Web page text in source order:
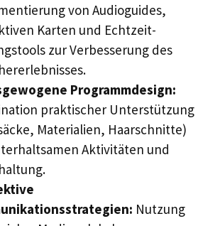
von Audioguides,
Karten und Echtzeit-
zur Verbesserung des
Programmdesign:
praktischer Unterstützung
Materialien, Haarschnitte)
Aktivitäten und
Nutzung